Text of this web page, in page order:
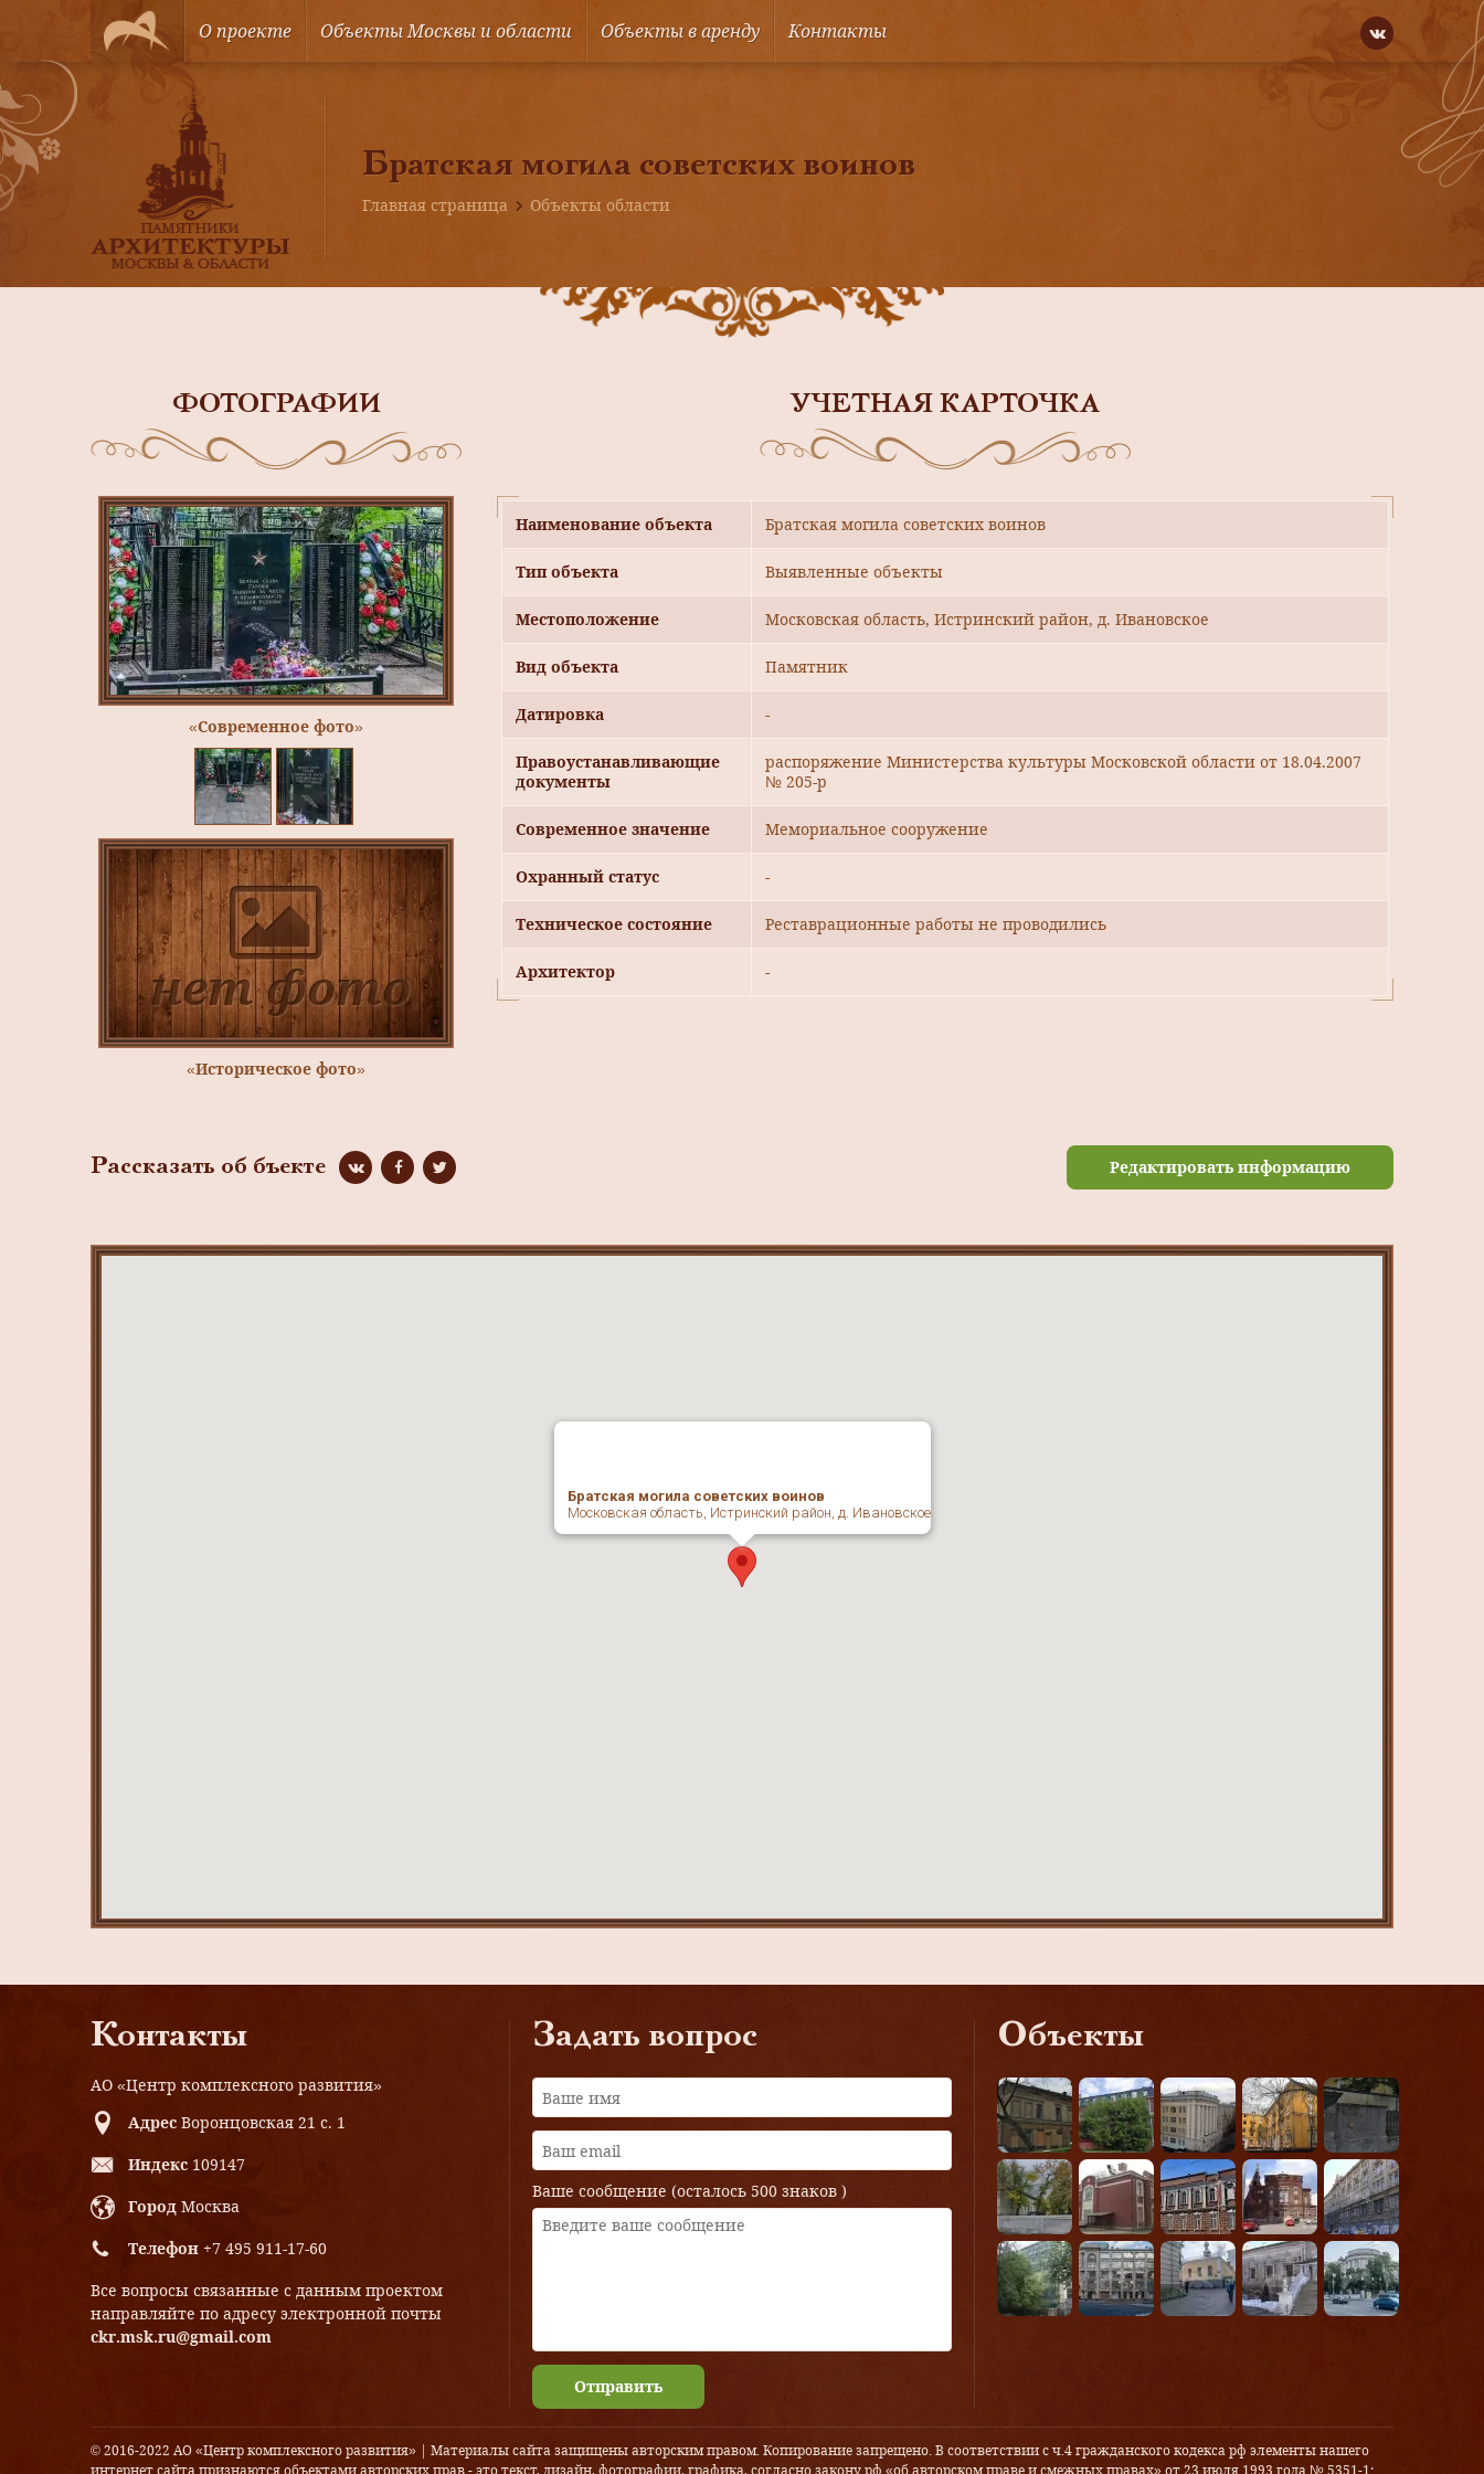
О проекте Объекты Москвы и области Объекты в аренду Контакты
Братская могила советских воинов
Главная страница Объекты области
ФОТОГРАФИИ
«Современное фото»
«Историческое фото»
УЧЕТНАЯ КАРТОЧКА
Наименование объекта Братская могила советских воинов
Тип объекта Выявленные объекты
Местоположение Московская область, Истринский район, д. Ивановское
Вид объекта Памятник
Датировка -
Правоустанавливающие
документы
распоряжение Министерства культуры Московской области от 18.04.2007
№ 205-р
Современное значение Мемориальное сооружение
Охранный статус -
Техническое состояние Реставрационные работы не проводились
Архитектор -
Рассказать об бъекте Редактировать информацию
Братская могила советских воинов
Московская область, Истринский район, д. Ивановское
Контакты
АО «Центр комплексного развития»
Адрес Воронцовская 21 с. 1
Индекс 109147
Город Москва
Телефон +7 495 911-17-60
Все вопросы связанные с данным проектом
направляйте по адресу электронной почты
ckr.msk.ru@gmail.com
Задать вопрос
Ваше сообщение (осталось 500 знаков )
Отправить
Объекты
© 2016-2022 АО «Центр комплексного развития» | Материалы сайта защищены авторским правом. Копирование запрещено. В соответствии с ч.4 гражданского кодекса рф элементы нашего